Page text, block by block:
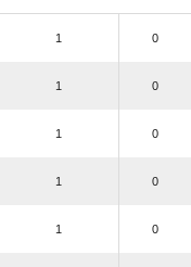
1 0
1 0
1 0
1 0
1 0